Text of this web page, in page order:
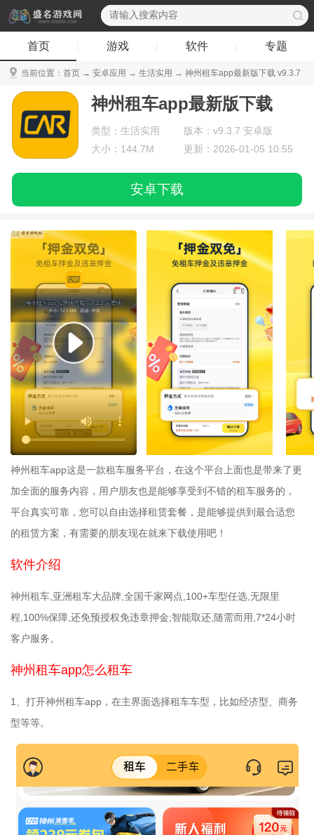
首页 游戏 软件 专题
当前位置： 首页 → 安卓应用 → 生活实用 → 神州租车app最新版下载 v9.3.7
安卓版
神州租车app最新版下载
类型：生活实用
版本：v9.3.7 安卓版
大小：144.7M
更新：2026-01-05 10:55
安卓下载
神州租车app这是一款租车服务平台，在这个平台上面也是带来了更
加全面的服务内容，用户朋友也是能够享受到不错的租车服务的，
平台真实可靠，您可以自由选择租赁套餐，是能够提供到最合适您
的租赁方案，有需要的朋友现在就来下载使用吧！
软件介绍
神州租车,亚洲租车大品牌,全国千家网点,100+车型任选,无限里
程,100%保障,还免预授权免违章押金;智能取还,随需而用,7*24小时
客户服务。
神州租车app怎么租车
1、打开神州租车app，在主界面选择租车车型，比如经济型、商务
型等等。